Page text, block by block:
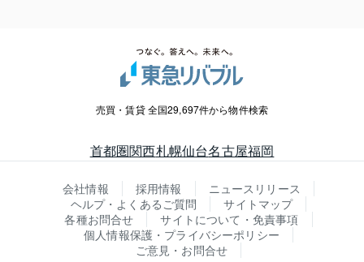
売買・賃貸 全国29,697件から物件検索
首都圏関西札幌仙台名古屋福岡
会社情報 採用情報
ニュースリリース
ヘルプ・よくあるご質問
サイトマップ
各種お問合せ
サイトについて・免責事項
個人情報保護・プライバシーポリシー
ご意見・お問合せ